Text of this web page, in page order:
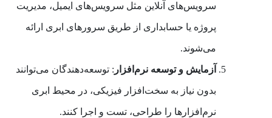
سرویس‌های آنلاین مثل سرویس‌های ایمیل، مدیریت
پروژه یا حسابداری از طریق سرورهای ابری ارائه
می‌شوند.
آزمایش و توسعه نرم‌افزار : توسعه‌دهندگان می‌توانند
بدون نیاز به سخت‌افزار فیزیکی، در محیط ابری
نرم‌افزارها را طراحی، تست و اجرا کنند.